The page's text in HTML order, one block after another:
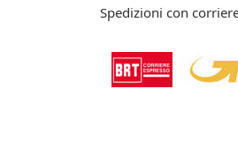
Spedizioni con